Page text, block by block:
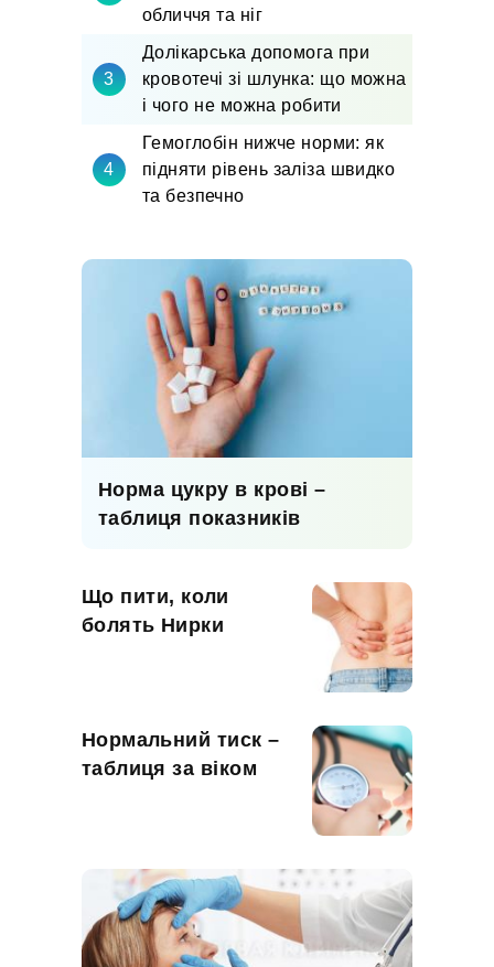
обличчя та ніг
Долікарська допомога при
кровотечі зі шлунка: що можна
і чого не можна робити
Гемоглобін нижче норми: як
підняти рівень заліза швидко
та безпечно
Норма цукру в крові –
таблиця показників
Що пити, коли
болять Нирки
Нормальний тиск –
таблиця за віком